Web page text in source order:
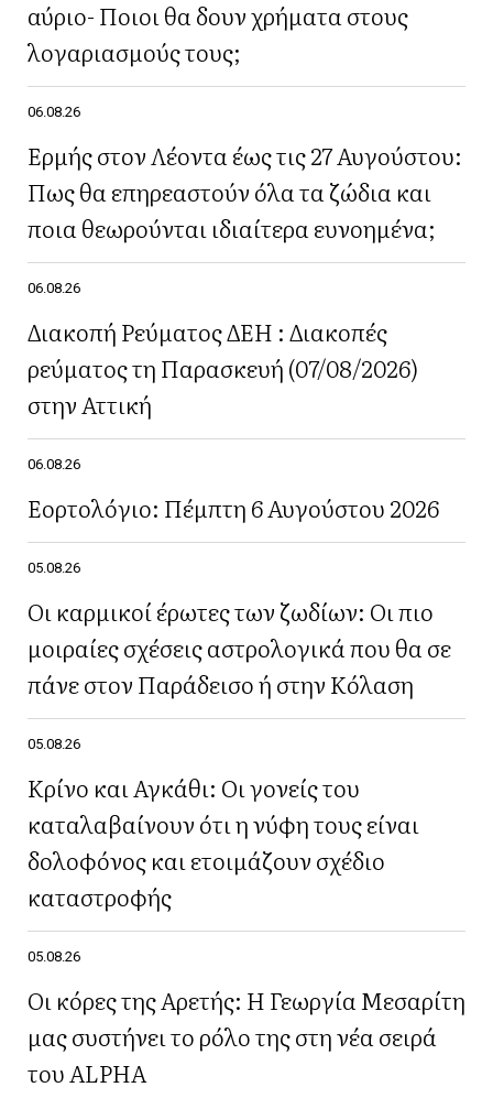
αύριο- Ποιοι θα δουν χρήματα στους
λογαριασμούς τους;
06.08.26
Ερμής στον Λέοντα έως τις 27 Αυγούστου:
Πως θα επηρεαστούν όλα τα ζώδια και
ποια θεωρούνται ιδιαίτερα ευνοημένα;
06.08.26
Διακοπή Ρεύματος ΔΕΗ : Διακοπές
ρεύματος τη Παρασκευή (07/08/2026)
στην Αττική
06.08.26
Εορτολόγιο: Πέμπτη 6 Αυγούστου 2026
05.08.26
Οι καρμικοί έρωτες των ζωδίων: Οι πιο
μοιραίες σχέσεις αστρολογικά που θα σε
πάνε στον Παράδεισο ή στην Κόλαση
05.08.26
Κρίνο και Αγκάθι: Οι γονείς του
καταλαβαίνουν ότι η νύφη τους είναι
δολοφόνος και ετοιμάζουν σχέδιο
καταστροφής
05.08.26
Οι κόρες της Αρετής: Η Γεωργία Μεσαρίτη
μας συστήνει το ρόλο της στη νέα σειρά
του ALPHA